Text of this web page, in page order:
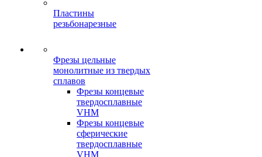
Пластины
резьбонарезные
Фрезы цельные
монолитные из твердых
сплавов
Фрезы концевые
твердосплавные
VHM
Фрезы концевые
сферические
твердосплавные
VHM